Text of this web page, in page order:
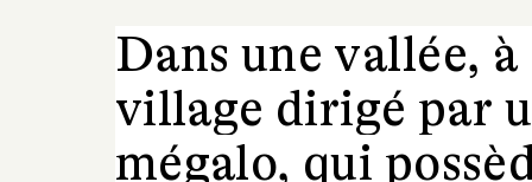
Dans une vallée,
village dirigé par
mégalo, qui